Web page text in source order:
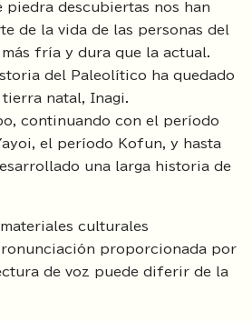
piedra descubiertas nos han
de la vida de las personas del
fría y dura que la actual.
del Paleolítico ha quedado
natal, Inagi.
continuando con el período
el período Kofun, y hasta
una larga historia de
culturales
proporcionada por
de voz puede diferir de la